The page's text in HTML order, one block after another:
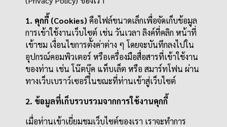
1. คุกกี้ (Cookies) คือไฟล์ขนาดเล็กเพื่อจัดเก็บข้อมูล
การเข้าใช้งานเว็บไซต์ เช่น วันเวลา ลิงค์ที่คลิก หน้าที่
เข้าชม เงื่อนไขการตั้งค่าต่าง ๆ โดยจะบันทึกลงไปใน
อุปกรณ์คอมพิวเตอร์ หรือเครื่องมือสื่อสารที่เข้าใช้งาน
ของท่าน เช่น โน๊ตบุ๊ค แท็บเล็ต หรือ สมาร์ทโฟน ผ่าน
ทางเว็บเบราว์เซอร์ในขณะที่ท่านเข้าสู่เว็บไซต์
2. ข้อมูลที่เก็บรวบรวมจากการใช้งานคุกกี้
เมื่อท่านเข้าเยี่ยมชมเว็บไซต์ของเรา เราจะทำการ